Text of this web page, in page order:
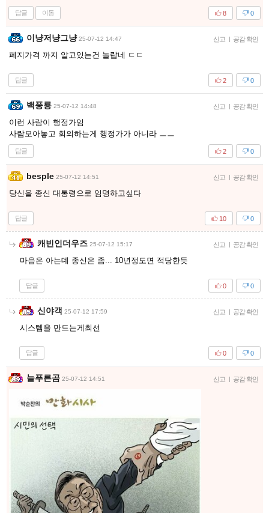
답글 이동 0
8
이냥저냥그냥 25-07-12 14:47 신고 공감 확인
폐지가격 까지 알고있는건 놀랍네 ㄷㄷ
답글 0
2
백풍룡 25-07-12 14:48 신고 공감 확인
이런 사람이 행정가임
사람모아놓고 회의하는게 행정가가 아니라 ㅡㅡ
답글 0
2
besple 25-07-12 14:51 신고 공감 확인
당신을 종신 대통령으로 임명하고싶다
답글 0
10
캐빈인더우즈 25-07-12 15:17 신고 공감 확인
마음은 아는데 종신은 좀... 10년정도면 적당한듯
답글 0
0
신야객 25-07-12 17:59 신고 공감 확인
시스템을 만드는게최선
답글 0
0
늘푸른곰 25-07-12 14:51 신고 공감 확인